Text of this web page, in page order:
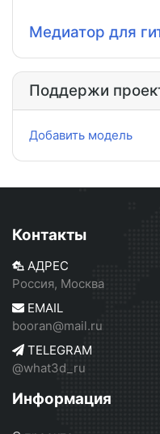
Медиатор для
Поддержи
Добавить модель
Контакты
АДРЕС
Россия, Москва
EMAIL
booran@mail.ru
TELEGRAM
@what3d_ru
Информация